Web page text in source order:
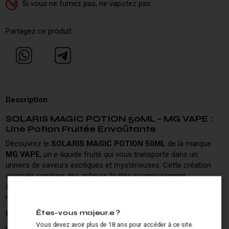
-18 Si vous ne fumez pas, ne vapotez pas.
Partagez ce produit :
Description
SOLARIS MAGIC POTION 50ML - MG VAPE :
Une Potion Fruitée Envoûtante
Découvrez le SOLARIS MAGIC POTION 50ML de la marque
MG VAPE, un e-liquide fruité qui vous transporte dans un
univers de saveurs exotiques et mystérieuses. Cette création
originale combine des arômes fruités soigneusement
sélectionnés pour offrir une expérience de vape unique et
mémorable.
Un Mélange Fruité Complexe et Raffiné
Êtes-vous majeur.e ?
Vous devez avoir plus de 18 ans pour accéder à ce site.